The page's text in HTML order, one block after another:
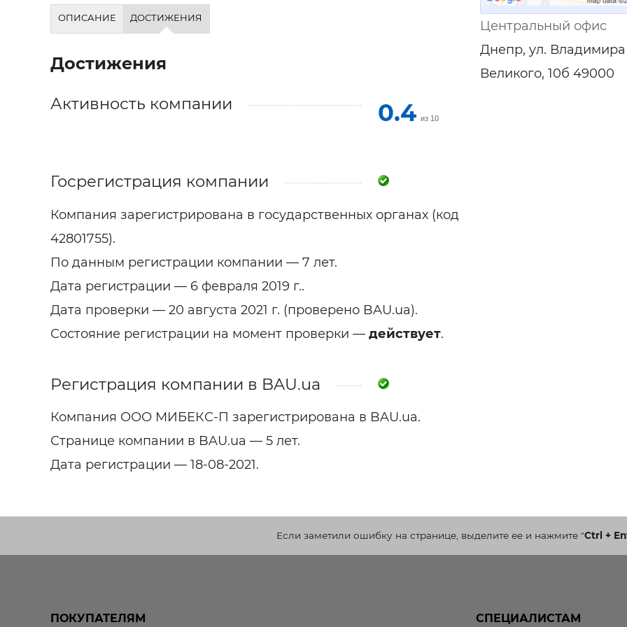
Кирпич, цемент,
щебень и др.
Резюме
ОПИСАНИЕ ДОСТИЖЕНИЯ
Достижения
Активность компании 0.4 из 10
Госрегистрация компании
Компания зарегистрирована в государственных органах (код
42801755).
По данным регистрации компании — 7 лет.
Дата регистрации — 6 февраля 2019 г..
Дата проверки — 20 августа 2021 г. (проверено BAU.ua).
Состояние регистрации на момент проверки — действует.
Регистрация компании в BAU.ua
Компания ООО МИБЕКС-П зарегистрирована в BAU.ua.
Странице компании в BAU.ua — 5 лет.
Дата регистрации — 18-08-2021.
Центральный офис
Днепр, ул. Владимира
Великого, 10б 49000
Если заметили ошибку на странице, выделите ее и нажмите"Ctrl +
ПОКУПАТЕЛЯМ СПЕЦИАЛИСТАМ